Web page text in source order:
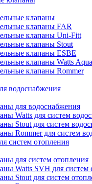
клапаны
клапаны FAR
клапаны Uni-Fitt
клапаны Stout
клапаны ESBE
клапаны Watts
клапаны Rommer
водоснабжения
для водоснабжения
Watts для систем
Stout для систем
Rommer для систем
систем отопления
для систем отопления
Watts SVH для систем
Stout для систем